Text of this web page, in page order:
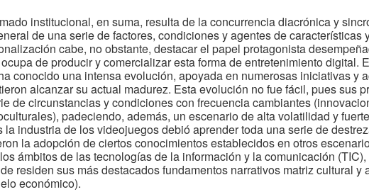
institucional, en suma, resulta de la concurrencia diacrónica y
de una serie de factores, condiciones y agentes de características
cabe, no obstante, destacar el papel protagonista
de producir y comercializar esta forma de entretenimiento digital.
conocido una intensa evolución, apoyada en numerosas iniciativas y
alcanzar su actual madurez. Esta evolución no fue fácil, pues sus
de circunstancias y condiciones con frecuencia cambiantes
padeciendo, además, un escenario de alta volatilidad y
industria de los videojuegos debió aprender toda una serie de
la adopción de ciertos conocimientos establecidos en otros
ámbitos de las tecnologías de la información y la comunicación
residen sus más destacados fundamentos narrativos matriz cultural y
económico).